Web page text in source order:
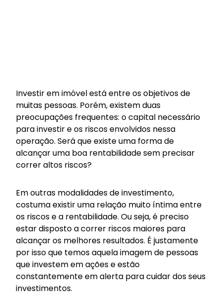
Investir em imóvel está entre os objetivos de
muitas pessoas. Porém, existem duas
preocupações frequentes: o capital necessário
para investir e os riscos envolvidos nessa
operação. Será que existe uma forma de
alcançar uma boa rentabilidade sem precisar
correr altos riscos?
Em outras modalidades de investimento,
costuma existir uma relação muito íntima entre
os riscos e a rentabilidade. Ou seja, é preciso
estar disposto a correr riscos maiores para
alcançar os melhores resultados. É justamente
por isso que temos aquela imagem de pessoas
que investem em ações e estão
constantemente em alerta para cuidar dos seus
investimentos.